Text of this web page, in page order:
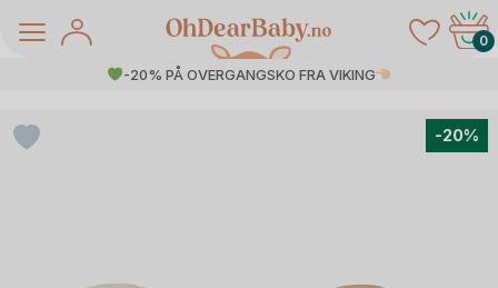
0
-20% PÅ OVERGANGSKO FRA VIKING
-20%